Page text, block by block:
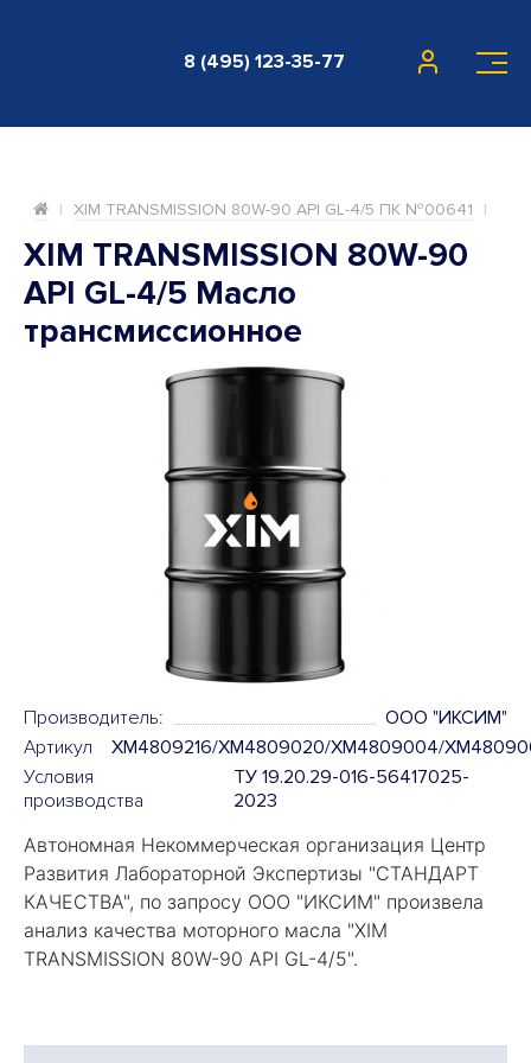
8 (495) 123-35-77
XIM TRANSMISSION 80W-90 API GL-4/5 ПК №00641
XIM TRANSMISSION 80W-90
API GL-4/5 Масло
трансмиссионное
Производитель:
OOO "ИКСИМ"
Артикул
XM4809216/XM4809020/XM4809004/
Условия
производства
ТУ 19.20.29-016-56417025-
2023
Автономная Некоммерческая организация Центр
Развития Лабораторной Экспертизы "СТАНДАРТ
КАЧЕСТВА", по запросу ООО "ИКСИМ" произвела
анализ качества моторного масла "XIM
TRANSMISSION 80W-90 API GL-4/5".